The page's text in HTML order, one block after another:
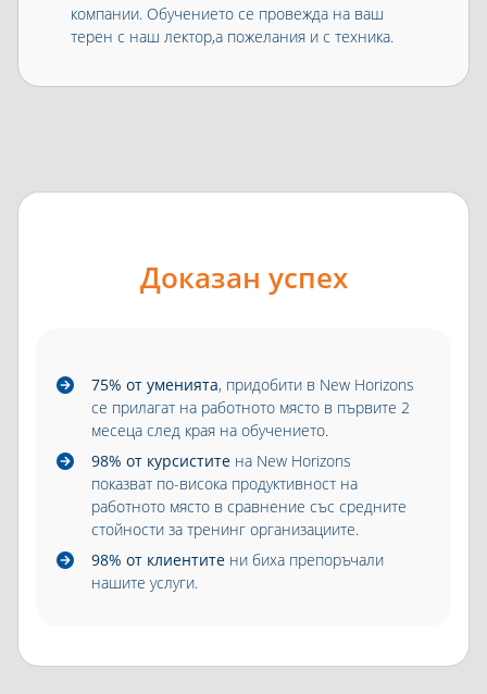
компании. Обучението се провежда на ваш
терен с наш лектор,а пожелания и с техника.
Доказан успех
75% от уменията, придобити в New Horizons
се прилагат на работното място в първите 2
месеца след края на обучението.
98% от курсистите на New Horizons
показват по-висока продуктивност на
работното място в сравнение със средните
стойности за тренинг организациите.
98% от клиентите ни биха препоръчали
нашите услуги.